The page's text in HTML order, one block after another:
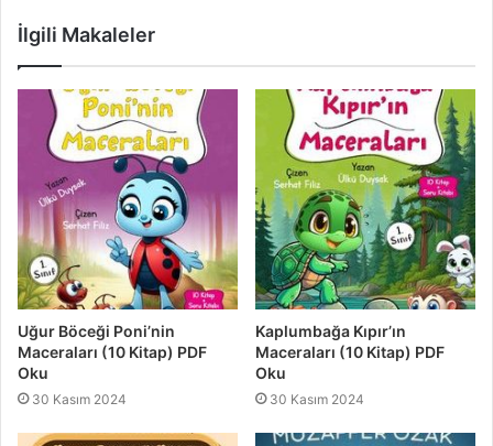
İlgili Makaleler
Uğur Böceği Poni’nin
Maceraları (10 Kitap) PDF
Oku
30 Kasım 2024
Kaplumbağa Kıpır’ın
Maceraları (10 Kitap) PDF
Oku
30 Kasım 2024